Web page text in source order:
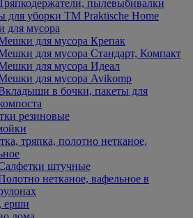
пылевыбивалки
для уборки ТМ Praktische Home
для мусора
для мусора Крепак
для мусора Стандарт, Компакт
для мусора Идеал
для мусора Avikomp
в бочки, пакеты для
резиновые
тряпка, полотно нетканое,
штучные
нетканое, вафельное в
ерши